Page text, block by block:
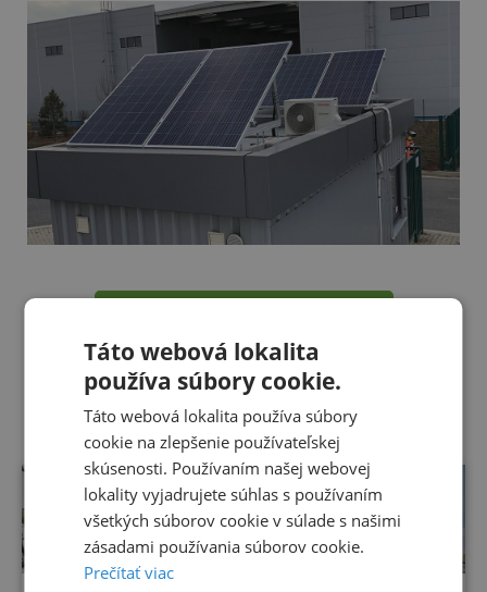
Čítať ďalej
Táto webová lokalita
používa súbory cookie.
Táto webová lokalita používa súbory
cookie na zlepšenie používateľskej
skúsenosti. Používaním našej webovej
lokality vyjadrujete súhlas s používaním
všetkých súborov cookie v súlade s našimi
zásadami používania súborov cookie.
Prečítať viac